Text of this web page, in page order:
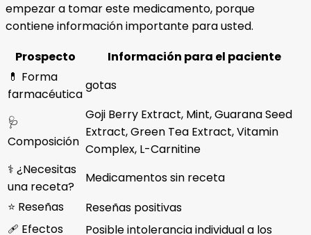
empezar a tomar este medicamento, porque
contiene información importante para usted.
Prospecto
Información para el paciente
💊 Forma
farmacéutica
gotas
🩺
Composición
Goji Berry Extract, Mint, Guarana Seed
Extract, Green Tea Extract, Vitamin
Complex, L-Carnitine
⚕️ ¿Necesitas
una receta?
Medicamentos sin receta
⭐ Reseñas
Reseñas positivas
🩹 Efectos
Posible intolerancia individual a los